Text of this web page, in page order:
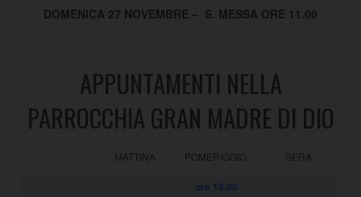
DOMENICA 27 NOVEMBRE – S. MESSA ORE 11.00
APPUNTAMENTI NELLA
PARROCCHIA GRAN MADRE DI DIO
MATTINA POMERIGGIO SERA
ore 18.00